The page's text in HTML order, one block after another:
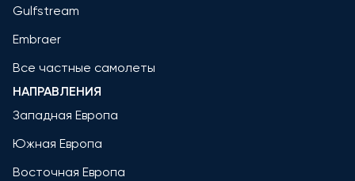
Gulfstream
Embraer
Все частные самолеты
НАПРАВЛЕНИЯ
Западная Европа
Южная Европа
Восточная Европа